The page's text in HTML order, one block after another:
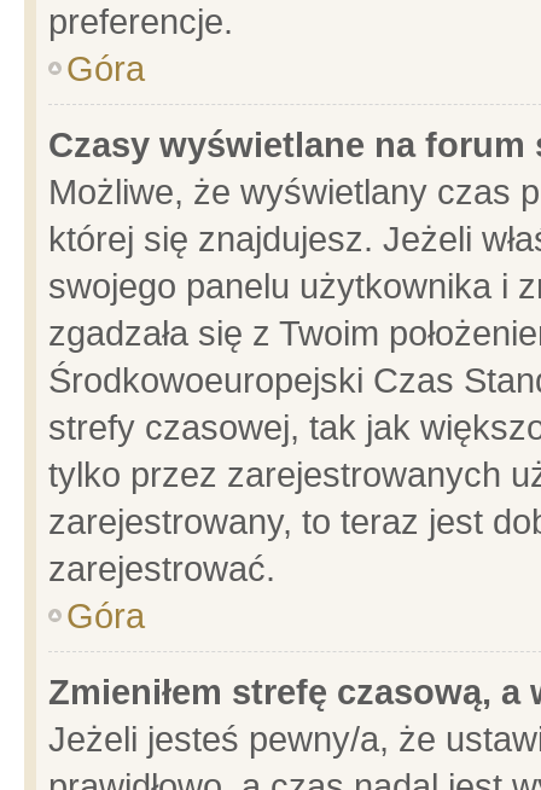
preferencje.
Góra
Czasy wyświetlane na forum
Możliwe, że wyświetlany czas
której się znajdujesz. Jeżeli
swojego panelu użytkownika i
zgadzała się z Twoim
Środkowoeuropejski Czas
strefy czasowej, tak jak
tylko przez zarejestrowanych
zarejestrowany, to teraz jest
zarejestrować.
Góra
Zmieniłem strefę czasową,
Jeżeli jesteś pewny/a, że